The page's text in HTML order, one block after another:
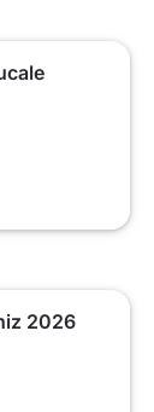
2026